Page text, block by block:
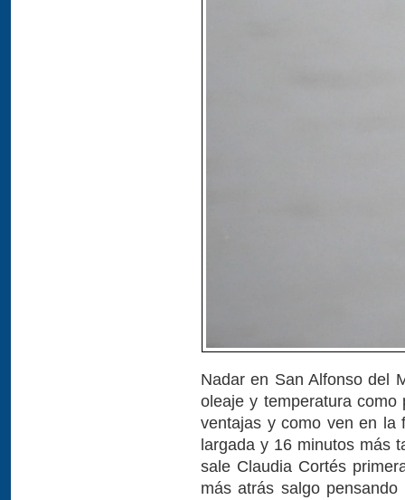
Nadar en San Alfonso del
oleaje y temperatura
ventajas y como ven en la
largada y 16 minutos más
sale Claudia Cortés
más atrás salgo